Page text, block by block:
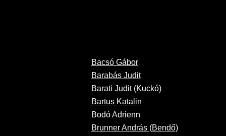
Bacsó Gábor
Barabás Judit
Barati Judit (Kuckó)
Bartus Katalin
Bodó Adrienn
Brunner András (Bendő)